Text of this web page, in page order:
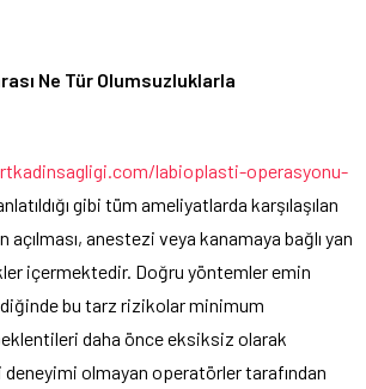
Ne Tür Olumsuzluklarla
labioplasti-operasyonu-
gibi tüm ameliyatlarda karşılaşılan
anestezi veya kanamaya bağlı yan
içermektedir. Doğru yöntemler emin
bu tarz rizikolar minimum
daha önce eksiksiz olarak
deneyimi olmayan operatörler tarafından